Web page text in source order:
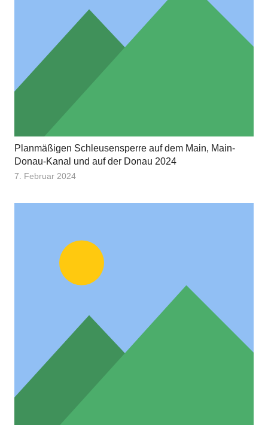
Planmäßigen Schleusensperre auf dem Main, Main-
Donau-Kanal und auf der Donau 2024
7. Februar 2024